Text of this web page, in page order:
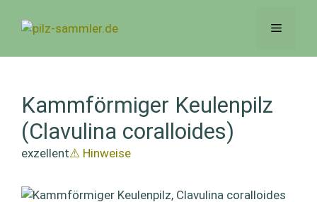
Inhalt
Menü
Kammförmiger Keulenpilz
(Clavulina coralloides)
exzellent⚠ Hinweise